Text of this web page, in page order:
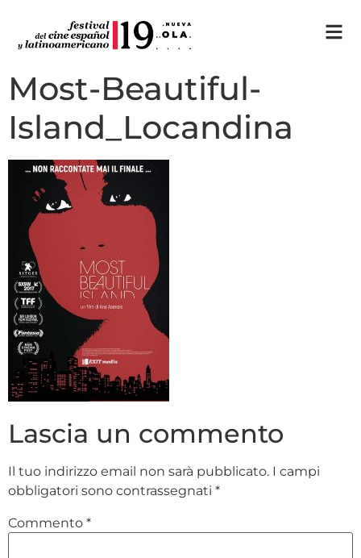
Most-Beautiful-
Island_Locandina
Lascia un commento
Il tuo indirizzo email non sarà pubblicato. I campi
obbligatori sono contrassegnati *
Commento *